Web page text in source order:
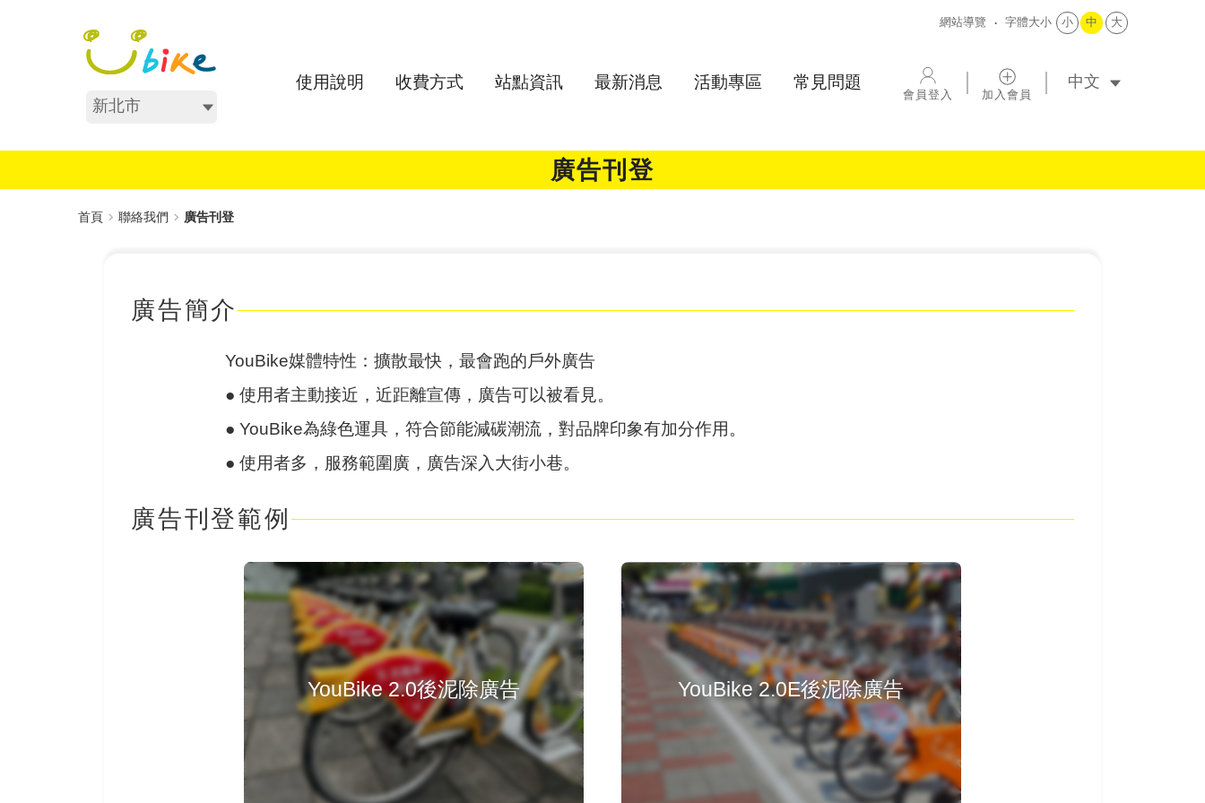
不分區
網站導覽 字體大小 小 中 大
使用說明 收費方式 站點資訊 最新消息 活動專區 常見問題 會員登入 加入會員
廣告刊登
首頁 聯絡我們 廣告刊登
廣告簡介
YouBike媒體特性：擴散最快，最會跑的戶外廣告
●使用者主動接近，近距離宣傳，廣告可以被看見。
●YouBike為綠色運具，符合節能減碳潮流，對品牌印象有加分作用。
●使用者多，服務範圍廣，廣告深入大街小巷。
廣告刊登範例